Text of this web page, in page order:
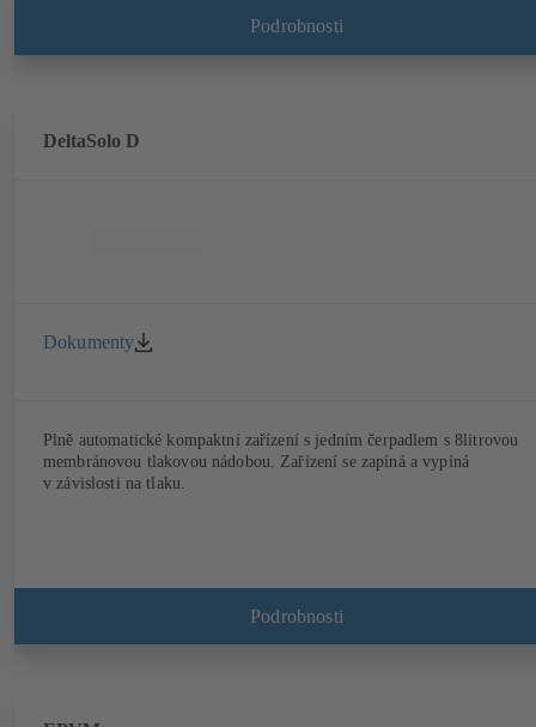
Podrobnosti
DeltaSolo D
Dokumenty
Plně automatické kompaktní zařízení s jedním čerpadlem s 8litrovou
membránovou tlakovou nádobou. Zařízení se zapíná a vypíná
v závislosti na tlaku.
Podrobnosti